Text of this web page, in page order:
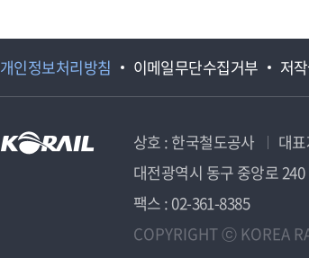
개인정보처리방침 이메일무단수집거부 저
상호 : 한국철도공사 대
대전광역시 동구 중앙로 240
팩스 : 02-361-8385
COPYRIGHT ⓒ KOREA